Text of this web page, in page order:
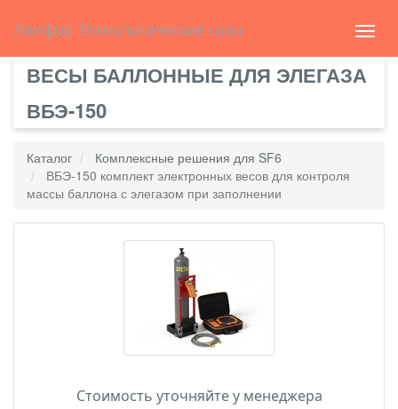
Ланфор Технологические газы
ВЕСЫ БАЛЛОННЫЕ ДЛЯ ЭЛЕГАЗА
ВБЭ-150
Каталог
Комплексные решения для SF6
ВБЭ-150 комплект электронных весов для контроля
массы баллона с элегазом при заполнении
Стоимость уточняйте у менеджера
english